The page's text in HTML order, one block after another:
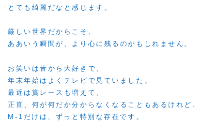
とても綺麗だなと感じます。
厳しい世界だからこそ、
ああいう瞬間が、より心に残るのかもしれません。
お笑いは昔から大好きで、
年末年始はよくテレビで見ていました。
最近は賞レースも増えて、
正直、何が何だか分からなくなることもあるけれど、
M-1だけは、ずっと特別な存在です。